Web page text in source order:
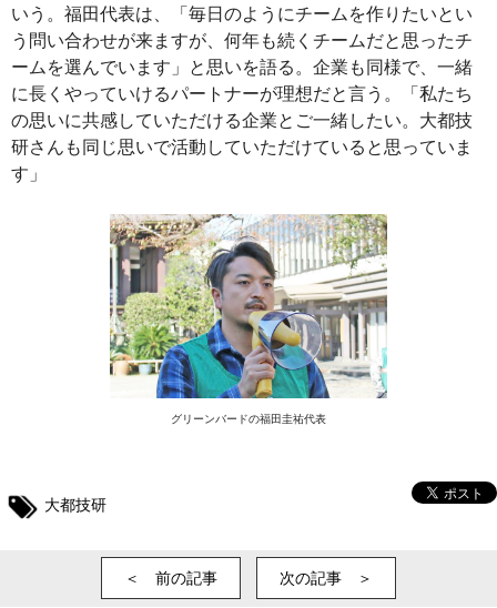
いう。福田代表は、「毎日のようにチームを作りたいとい
う問い合わせが来ますが、何年も続くチームだと思ったチ
ームを選んでいます」と思いを語る。企業も同様で、一緒
に長くやっていけるパートナーが理想だと言う。「私たち
の思いに共感していただける企業とご一緒したい。大都技
研さんも同じ思いで活動していただけていると思っていま
す」
グリーンバードの福田圭祐代表
大都技研
＜ 前の記事 次の記事 ＞